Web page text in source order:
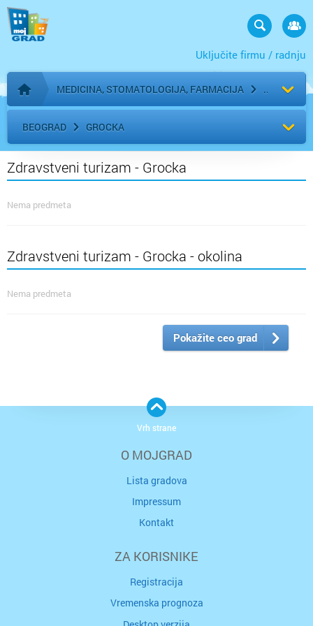
Uključite firmu / radnju
Početna stranica
MEDICINA, STOMATOLOGIJA, FARMACIJA
BEOGRAD GROCKA
Zdravstveni turizam - Grocka
Nema predmeta
Zdravstveni turizam - Grocka - okolina
Nema predmeta
Pokažite ceo grad
O MOJGRAD
Lista gradova
Impressum
Kontakt
ZA KORISNIKE
Registracija
Vremenska prognoza
Vrh strane